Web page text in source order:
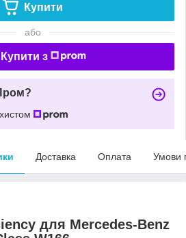
Купити
або
Купити з
Доставка Оплата Умови
для Mercedes-Benz